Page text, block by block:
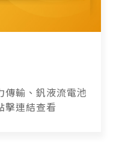
傳輸、釩液流電池
擊連結查看